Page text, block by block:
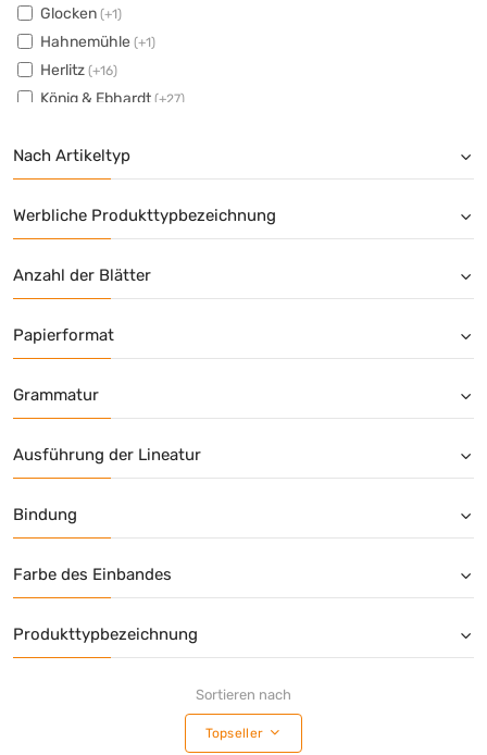
Glocken (+1)
Hahnemühle (+1)
Herlitz (+16)
König & Ebhardt (+27)
Leitz(+5)
PAGNA(+1)
Pelikan(+3)
RNK Verlag(+3)
share (+12)
SIGEL(+25)
Soennecken
Ursus®(+1)
Nach Artikeltyp
Werbliche Produkttypbezeichnung
Anzahl der Blätter
Papierformat
Grammatur
Ausführung der Lineatur
Bindung
Farbe des Einbandes
Produkttypbezeichnung
Sortieren nach
Topseller